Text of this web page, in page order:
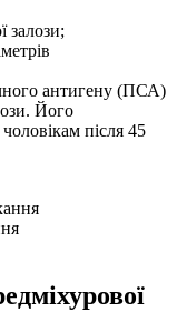
залози;
антигену (ПСА)
Його
після 45